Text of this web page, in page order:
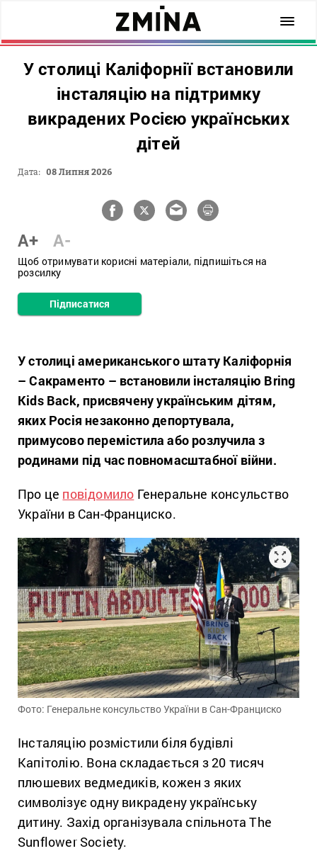
У столиці Каліфорнії встановили
інсталяцію на підтримку
викрадених Росією українських
дітей
Дата: 08 Липня 2026
A+ A-
Щоб отримувати корисні матеріали, підпишіться на
розсилку
Підписатися
У столиці американського штату Каліфорнія
– Сакраменто – встановили інсталяцію Bring
Kids Back, присвячену українським дітям,
яких Росія незаконно депортувала,
примусово перемістила або розлучила з
родинами під час повномасштабної війни.
Про це повідомило Генеральне консульство
України в Сан-Франциско.
Фото: Генеральне консульство України в Сан-Франциско
Інсталяцію розмістили біля будівлі
Капітолію. Вона складається з 20 тисяч
плюшевих ведмедиків, кожен з яких
символізує одну викрадену українську
дитину. Захід організувала спільнота The
Sunflower Society.